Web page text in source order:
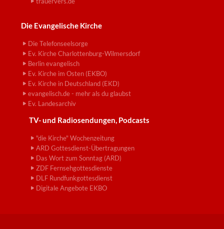
Die Evangelische Kirche
Die Telefonseelsorge
Ev. Kirche Charlottenburg-Wilmersdorf
Berlin evangelisch
Ev. Kirche im Osten (EKBO)
Ev. Kirche in Deutschland (EKD)
evangelisch.de - mehr als du glaubst
Ev. Landesarchiv
TV- und Radiosendungen, Podcasts
"die Kirche" Wochenzeitung
ARD Gottesdienst-Übertragungen
Das Wort zum Sonntag (ARD)
ZDF Fernsehgottesdienste
DLF Rundfunkgottesdienst
Digitale Angebote EKBO